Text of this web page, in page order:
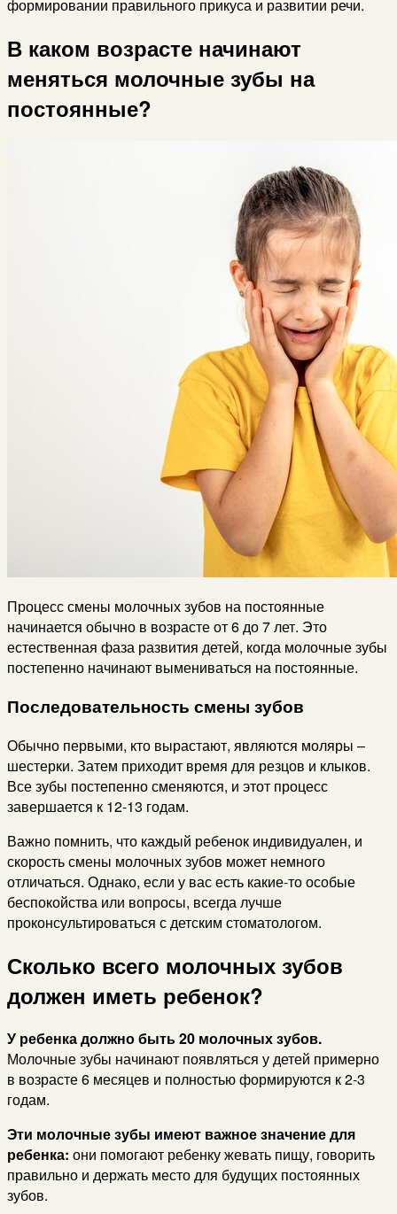
формировании правильного прикуса и развитии речи.
В каком возрасте начинают
меняться молочные зубы на
постоянные?
Процесс смены молочных зубов на постоянные
начинается обычно в возрасте от 6 до 7 лет. Это
естественная фаза развития детей, когда молочные зубы
постепенно начинают вымениваться на постоянные.
Последовательность смены зубов
Обычно первыми, кто вырастают, являются моляры –
шестерки. Затем приходит время для резцов и клыков.
Все зубы постепенно сменяются, и этот процесс
завершается к 12-13 годам.
Важно помнить, что каждый ребенок индивидуален, и
скорость смены молочных зубов может немного
отличаться. Однако, если у вас есть какие-то особые
беспокойства или вопросы, всегда лучше
проконсультироваться с детским стоматологом.
Сколько всего молочных зубов
должен иметь ребенок?
У ребенка должно быть 20 молочных зубов.
Молочные зубы начинают появляться у детей примерно
в возрасте 6 месяцев и полностью формируются к 2-3
годам.
Эти молочные зубы имеют важное значение для
ребенка: они помогают ребенку жевать пищу, говорить
правильно и держать место для будущих постоянных
зубов.